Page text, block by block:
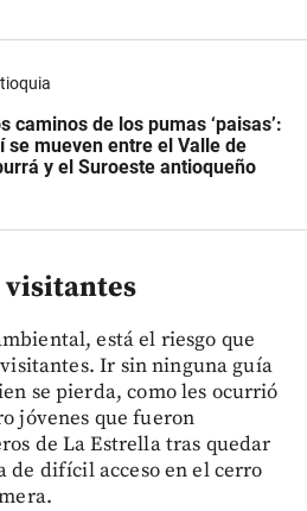
caminos de los pumas ‘paisas’:
se mueven entre el Valle de
y el Suroeste antioqueño
visitantes
está el riesgo que
Ir sin ninguna guía
se pierda, como les ocurrió
jóvenes que fueron
de La Estrella tras quedar
de difícil acceso en el cerro